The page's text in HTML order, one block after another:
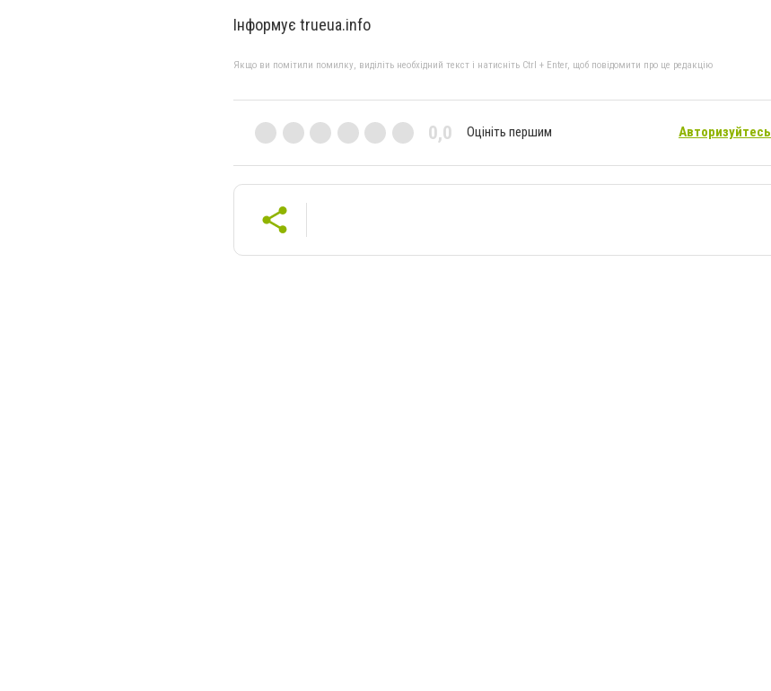
Інформує trueua.info
Якщо ви помітили помилку, виділіть необхідний текст і натисніть Ctrl + Enter, щоб повідомити про це редакцію
0,0 Оцініть першим Авторизуйтесь